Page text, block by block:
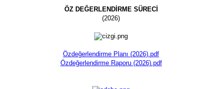
ÖZ DEĞERLENDİRME SÜRECİ
(2026)
Özdeğerlendirme Planı (2026).pdf
Özdeğerlendirme Raporu (2026).pdf